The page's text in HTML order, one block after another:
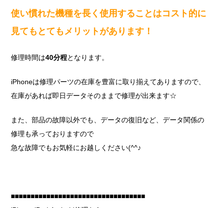
使い慣れた機種を長く使用することはコスト的に
見てもとてもメリットがあります！
修理時間は40分程となります。
iPhoneは修理パーツの在庫を豊富に取り揃えてありますので、
在庫があれば即日データそのままで修理が出来ます☆
また、部品の故障以外でも、データの復旧など、データ関係の
修理も承っておりますので
急な故障でもお気軽にお越しください(^^♪
■■■■■■■■■■■■■■■■■■■■■■■■■■■■■■■■■■